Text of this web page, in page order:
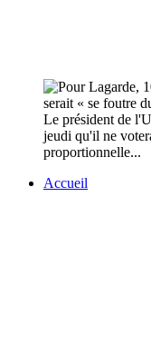
Le président de
jeudi qu'il ne
proportionnelle...
Accueil